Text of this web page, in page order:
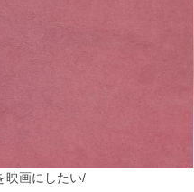
映画にしたい/